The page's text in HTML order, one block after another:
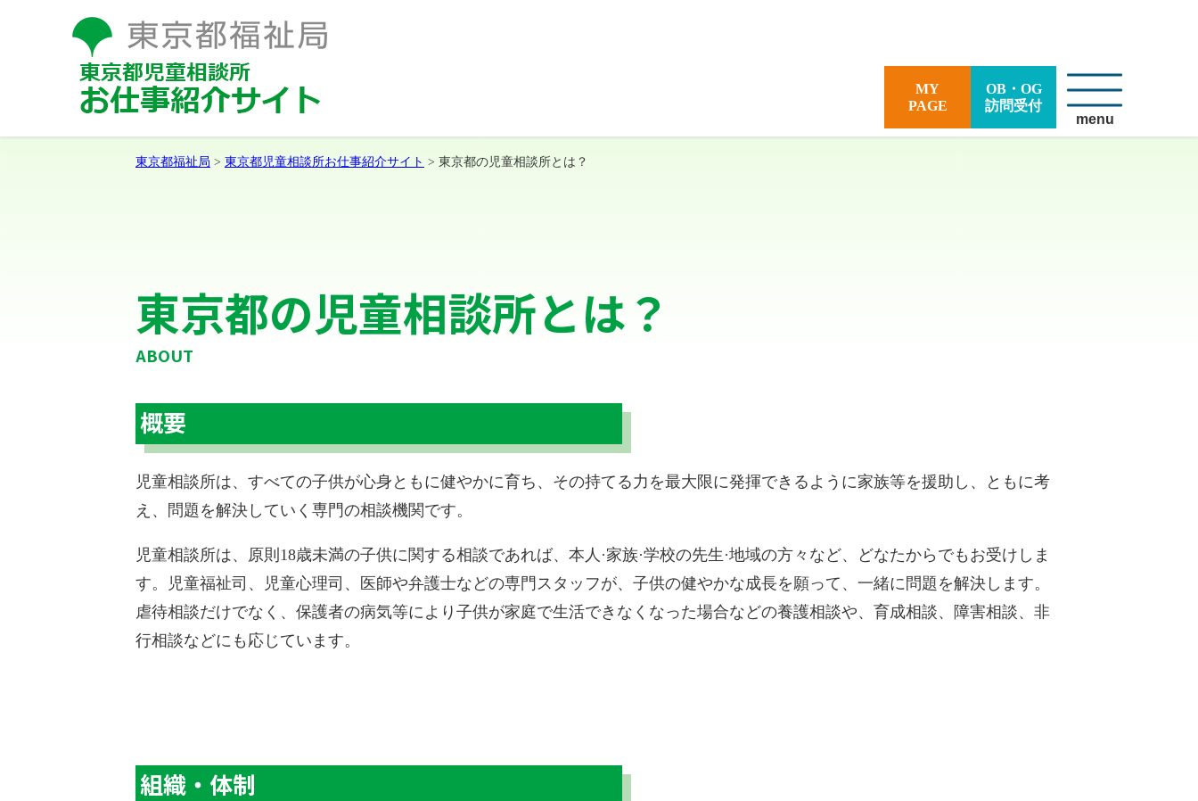
MY
PAGE
OB・OG
訪問受付
東京都福祉局 > 東京都児童相談所お仕事紹介サイト > 東京都の児童相談所とは？
東京都の児童相談所とは？
ABOUT
概要
児童相談所は、すべての子供が心身ともに健やかに育ち、その持てる力を最大限に発揮できるように家族等を援助し、ともに考
え、問題を解決していく専門の相談機関です。
児童相談所は、原則18歳未満の子供に関する相談であれば、本人·家族·学校の先生·地域の方々など、どなたからでもお受けしま
す。児童福祉司、児童心理司、医師や弁護士などの専門スタッフが、子供の健やかな成長を願って、一緒に問題を解決します。
虐待相談だけでなく、保護者の病気等により子供が家庭で生活できなくなった場合などの養護相談や、育成相談、障害相談、非
行相談などにも応じています。
組織・体制